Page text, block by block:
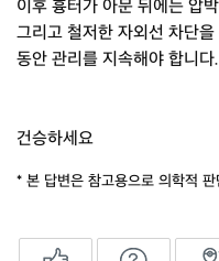
이후 흉터가 아문 뒤에는 압
그리고 철저한 자외선 차단
동안 관리를 지속해야 합니다.
건승하세요
* 본 답변은 참고용으로 의학적